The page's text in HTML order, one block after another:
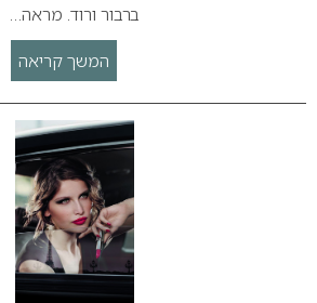
ברבור ורוד. מראה…
המשך קריאה